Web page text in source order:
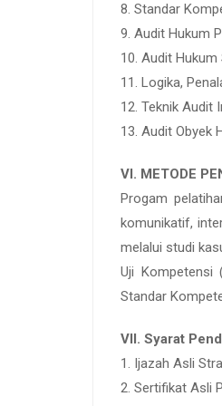
8. Standar
9. Audit Hukum
10. Audit
11. Logika,
12. Teknik Audit
13. Audit Obyek
VI. METODE
Progam
komunikatif,
melalui studi
Uji Kompetensi
Standar
VII. Syarat
1. Ijazah Asli
2. Sertifikat Asli